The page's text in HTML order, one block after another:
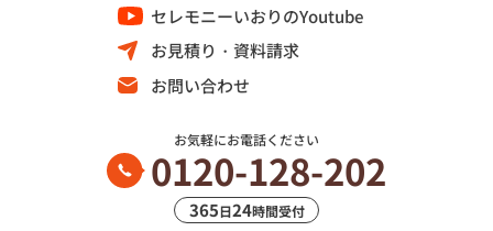
セレモニーいおりのYoutube
お見積り・資料請求
お問い合わせ
お気軽にお電話ください
0120-128-202
365日24時間受付